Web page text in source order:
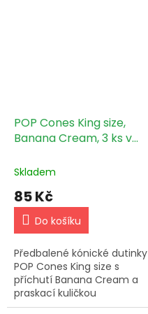
POP Cones King size,
Banana Cream, 3 ks v
Skladem
85 Kč
Do košíku
Předbalené kónické dutinky
POP Cones King size s
příchutí Banana Cream a
praskací kuličkou
naplněnou 100% ovocnými